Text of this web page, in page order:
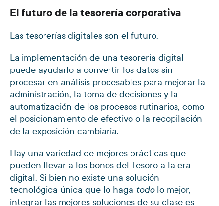
El futuro de la tesorería corporativa
Las tesorerías digitales son el futuro.
La implementación de una tesorería digital
puede ayudarlo a convertir los datos sin
procesar en análisis procesables para mejorar la
administración, la toma de decisiones y la
automatización de los procesos rutinarios, como
el posicionamiento de efectivo o la recopilación
de la exposición cambiaria.
Hay una variedad de mejores prácticas que
pueden llevar a los bonos del Tesoro a la era
digital. Si bien no existe una solución
tecnológica única que lo haga todolo mejor,
integrar las mejores soluciones de su clase es